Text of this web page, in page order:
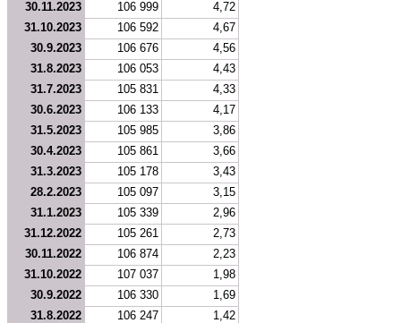
30.11.2023
106 999
4,72
31.10.2023
106 592
4,67
30.9.2023
106 676
4,56
31.8.2023
106 053
4,43
31.7.2023
105 831
4,33
30.6.2023
106 133
4,17
31.5.2023
105 985
3,86
30.4.2023
105 861
3,66
31.3.2023
105 178
3,43
28.2.2023
105 097
3,15
31.1.2023
105 339
2,96
31.12.2022
105 261
2,73
30.11.2022
106 874
2,23
31.10.2022
107 037
1,98
30.9.2022
106 330
1,69
31.8.2022
106 247
1,42